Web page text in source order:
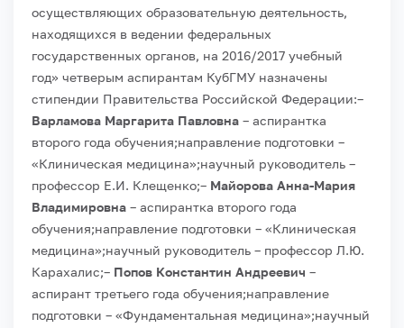
осуществляющих образовательную деятельность,
находящихся в ведении федеральных
государственных органов, на 2016/2017 учебный
год» четверым аспирантам КубГМУ назначены
стипендии Правительства Российской Федерации:–
Варламова Маргарита Павловна – аспирантка
второго года обучения;направление подготовки –
«Клиническая медицина»;научный руководитель –
профессор Е.И. Клещенко;– Майорова Анна-Мария
Владимировна – аспирантка второго года
обучения;направление подготовки – «Клиническая
медицина»;научный руководитель – профессор Л.Ю.
Карахалис;– Попов Константин Андреевич –
аспирант третьего года обучения;направление
подготовки – «Фундаментальная медицина»;научный